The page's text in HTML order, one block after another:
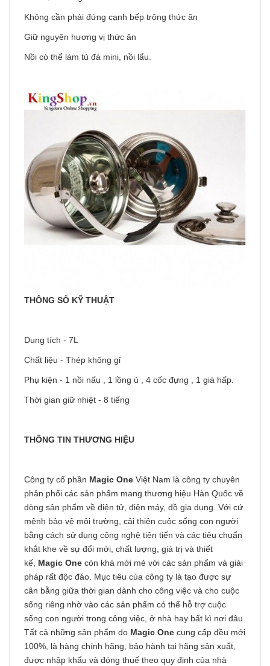
Không cần phải đứng cạnh bếp trông thức ăn
Giữ nguyên hương vị thức ăn
Nồi có thể làm tủ đá mini, nồi lẩu.
THÔNG SỐ KỸ THUẬT
Dung tích - 7L
Chất liệu - Thép không gỉ
Phụ kiện - 1 nồi nấu , 1 lồng ủ , 4 cốc đựng , 1 giá hấp.
Thời gian giữ nhiệt - 8 tiếng
THÔNG TIN THƯƠNG HIỆU
Công ty cổ phần Magic One Việt Nam là công ty chuyên
phân phối các sản phẩm mang thương hiệu Hàn Quốc về
dòng sản phẩm về điện tử, điện máy, đồ gia dụng. Với cứ
mệnh bảo vệ môi trường, cải thiện cuộc sống con người
bằng cách sử dụng công nghệ tiên tiến và các tiêu chuẩn
khắt khe về sự đổi mới, chất lượng, giá trị và thiết
kế, Magic One còn khá mới mẻ với các sản phẩm và giải
pháp rất độc đáo. Mục tiêu của công ty là tạo được sự
cân bằng giữa thời gian dành cho công việc và cho cuộc
sống riêng nhờ vào các sản phẩm có thể hỗ trợ cuộc
sống con người trong công việc, ở nhà hay bất kì nơi đâu.
Tất cả những sản phẩm do Magic One cung cấp đều mới
100%, là hàng chính hãng, bảo hành tại hãng sản xuất,
được nhập khẩu và đóng thuế theo quy định của nhà